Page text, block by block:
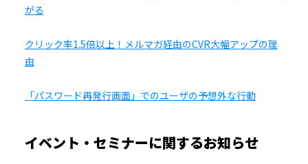
がる
クリック率1.5倍以上！メルマガ経由のCVR大幅アップの理
由
「パスワード再発行画面」でのユーザの予想外な行動
イベント・セミナーに関するお知らせ